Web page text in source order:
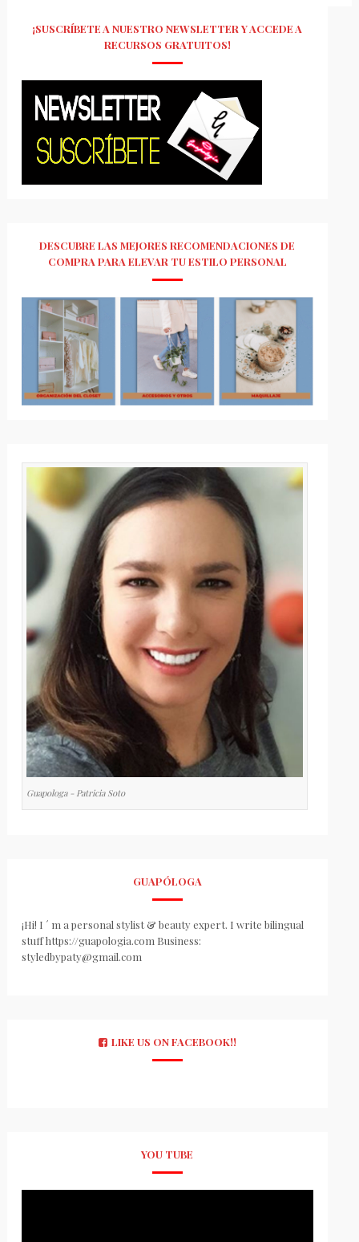
¡SUSCRÍBETE A NUESTRO NEWSLETTER Y ACCEDE A
RECURSOS GRATUITOS!
DESCUBRE LAS MEJORES RECOMENDACIONES DE
COMPRA PARA ELEVAR TU ESTILO PERSONAL
Guapologa - Patricia Soto
GUAPÓLOGA
¡Hi! I ´ m a personal stylist & beauty expert. I write bilingual
stuff https://guapologia.com Business:
styledbypaty@gmail.com
LIKE US ON FACEBOOK!!
YOU TUBE